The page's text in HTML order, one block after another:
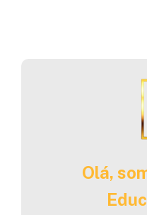
Olá,